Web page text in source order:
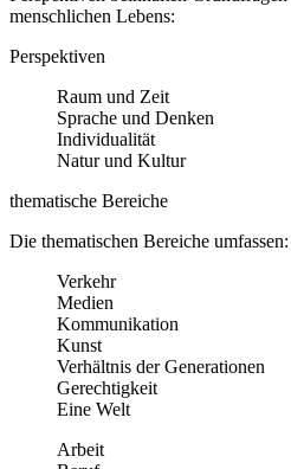
menschlichen Lebens:
Perspektiven
Raum und Zeit
Sprache und Denken
Individualität
Natur und Kultur
thematische Bereiche
Die thematischen Bereiche umfassen:
Verkehr
Medien
Kommunikation
Kunst
Verhältnis der Generationen
Gerechtigkeit
Eine Welt
Arbeit